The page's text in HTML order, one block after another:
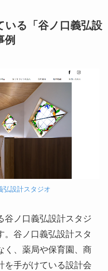
いる「谷ノ口義弘設
例
弘設計スタジオ
谷ノ口義弘設計スタジ
。谷ノ口義弘設計スタ
く、薬局や保育園、商
を手がけている設計会